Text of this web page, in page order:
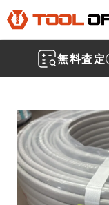
無料査定
工具買取TOP 電線買取
VVFケーブル 3×2.0 100
矢崎電線 VVFケーブ